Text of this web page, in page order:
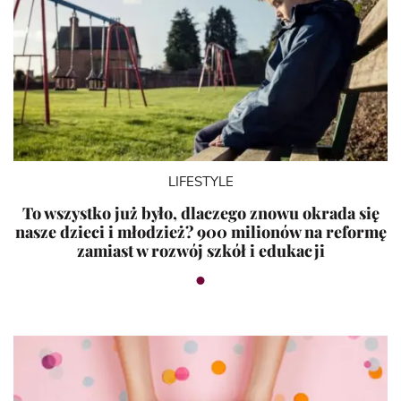
LIFESTYLE
To wszystko już było, dlaczego znowu okrada się
nasze dzieci i młodzież? 900 milionów na reformę
zamiast w rozwój szkół i edukacji